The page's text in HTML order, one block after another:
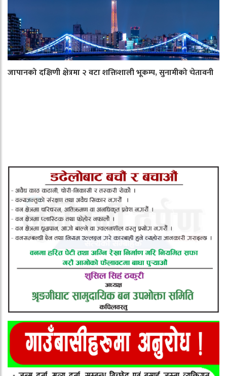
जापानको दक्षिणी क्षेत्रमा २ वटा शक्तिशाली भूकम्प, सुनामीको चेतावनी